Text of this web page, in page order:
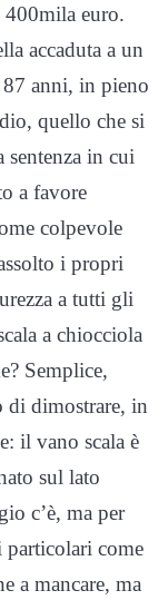
euro.
accaduta a un
87 anni, in pieno
quello che si
in cui
a favore
colpevole
i propri
a tutti gli
a chiocciola
Semplice,
di dimostrare, in
il vano scala è
sul lato
c’è, ma per
particolari come
a mancare, ma